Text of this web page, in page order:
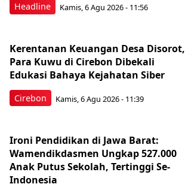
Headline Kamis, 6 Agu 2026 - 11:56
Cirebon
Kerentanan Keuangan Desa Disorot,
Para Kuwu di Cirebon Dibekali
Edukasi Bahaya Kejahatan Siber
Kamis, 6 Agu 2026 - 11:39
Ironi Pendidikan di Jawa Barat:
Wamendikdasmen Ungkap 527.000
Anak Putus Sekolah, Tertinggi Se-
Indonesia